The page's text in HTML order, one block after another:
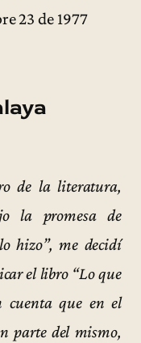
23 de 1977
de la literatura,
la promesa de
hizo”, me decidí
el libro “Lo que
cuenta que en el
parte del mismo,